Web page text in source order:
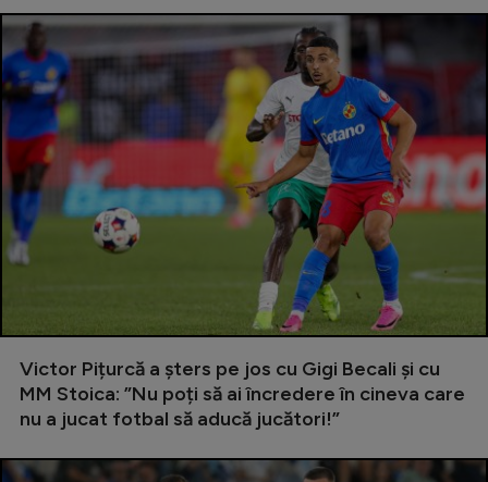
Victor Pițurcă a șters pe jos cu Gigi Becali și cu
MM Stoica: ”Nu poți să ai încredere în cineva care
nu a jucat fotbal să aducă jucători!”